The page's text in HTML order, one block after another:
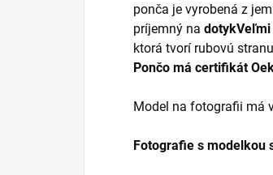
ponča je vyrobená z
príjemný na dotykVeľmi
ktorá tvorí rubovú
Pončo má certifikát
Model na fotografii má
Fotografie s modelkou